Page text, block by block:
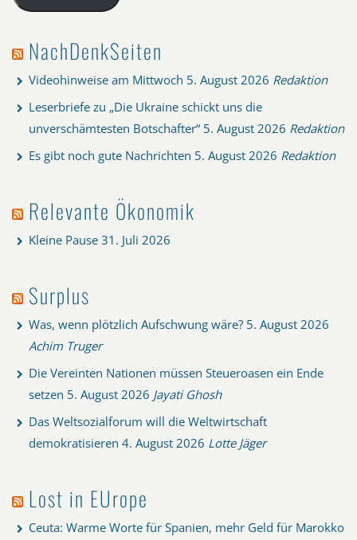
NachDenkSeiten
Videohinweise am Mittwoch 5. August 2026 Redaktion
Leserbriefe zu „Die Ukraine schickt uns die
unverschämtesten Botschafter“ 5. August 2026 Redaktion
Es gibt noch gute Nachrichten 5. August 2026 Redaktion
Relevante Ökonomik
Kleine Pause 31. Juli 2026
Surplus
Was, wenn plötzlich Aufschwung wäre? 5. August 2026
Achim Truger
Die Vereinten Nationen müssen Steueroasen ein Ende
setzen 5. August 2026 Jayati Ghosh
Das Weltsozialforum will die Weltwirtschaft
demokratisieren 4. August 2026 Lotte Jäger
Lost in EUrope
Ceuta: Warme Worte für Spanien, mehr Geld für Marokko